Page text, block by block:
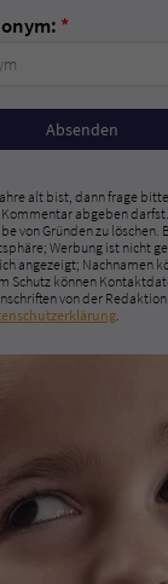
*
alt bist, dann frage
abgeben
von Gründen zu löschen.
Werbung ist nicht
angezeigt; Nachnamen
Schutz können
von der
.